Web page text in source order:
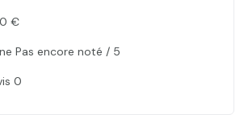
€
Pas encore noté / 5
0